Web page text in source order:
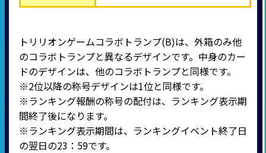
トリリオンゲームコラボトランプ(B)は、外箱のみ他
のコラボトランプと異なるデザインです。中身のカー
ドのデザインは、他のコラボトランプと同様です。
※2位以降の称号デザインは1位と同様です。
※ランキング報酬の称号の配付は、ランキング表示期
間終了後になります。
※ランキング表示期間は、ランキングイベント終了日
の翌日の23：59です。